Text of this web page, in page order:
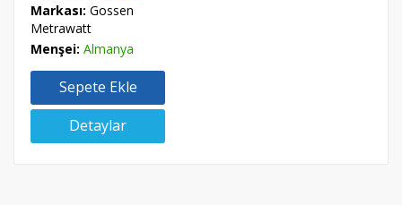
Markası: Gossen
Metrawatt
Menşei: Almanya
Sepete Ekle
Detaylar